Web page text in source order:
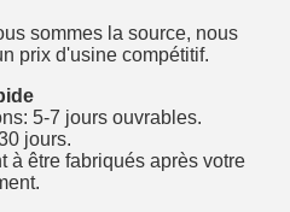
sommes la source, nous
prix d'usine compétitif.
5-7 jours ouvrables.
jours.
à être fabriqués après votre